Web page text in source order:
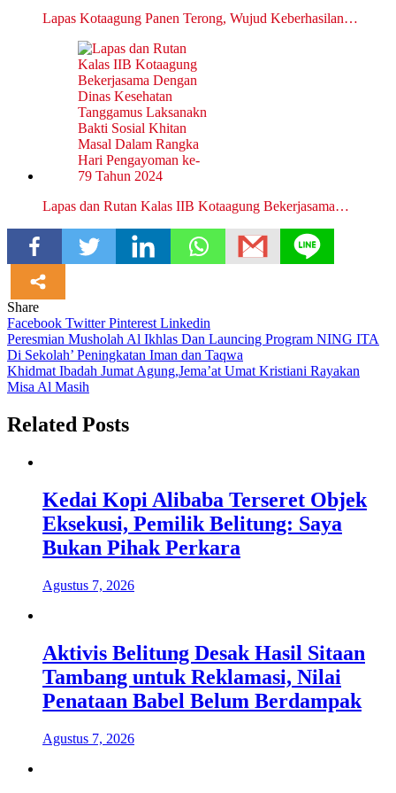
Lapas Kotaagung Panen Terong, Wujud Keberhasilan…
Lapas dan Rutan Kalas IIB Kotaagung Bekerjasama…
Share
Facebook TwitterPinterest Linkedin
Navigasi
pos
Peresmian Musholah Al Ikhlas Dan Launcing Program NING ITA
Di Sekolah’ Peningkatan Iman dan Taqwa
Khidmat Ibadah Jumat Agung,Jema’at Umat Kristiani Rayakan
Misa Al Masih
Related Posts
Kedai Kopi Alibaba Terseret Objek
Eksekusi, Pemilik Belitung: Saya
Bukan Pihak Perkara
Agustus 7, 2026
Aktivis Belitung Desak Hasil Sitaan
Tambang untuk Reklamasi, Nilai
Penataan Babel Belum Berdampak
Agustus 7, 2026